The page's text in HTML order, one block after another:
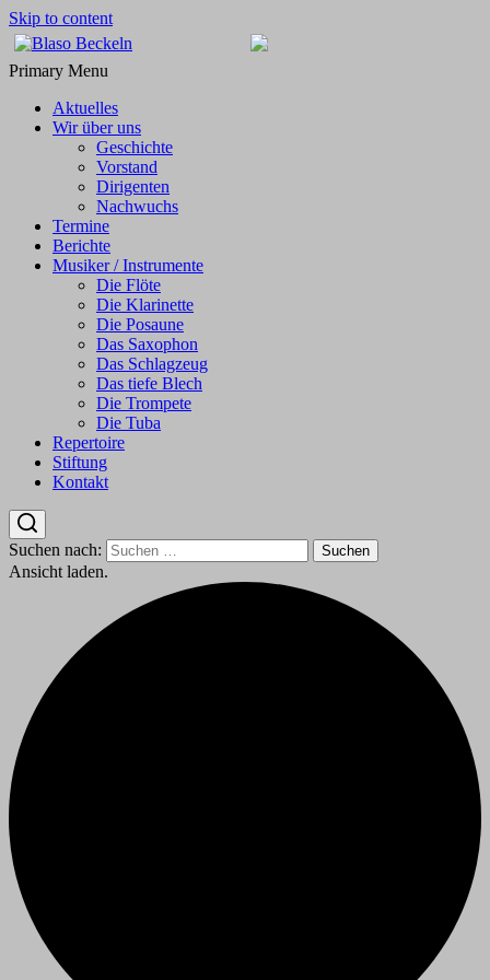
Skip to content
Blaso Beckeln
…mit Freude dabei!
Primary Menu
Aktuelles
Wir über uns
Geschichte
Vorstand
Dirigenten
Nachwuchs
Termine
Berichte
Musiker / Instrumente
Die Flöte
Die Klarinette
Die Posaune
Das Saxophon
Das Schlagzeug
Das tiefe Blech
Die Trompete
Die Tuba
Repertoire
Stiftung
Kontakt
Suchen nach:
Ansicht laden.